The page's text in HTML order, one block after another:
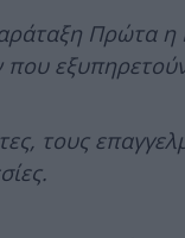
Πρώτα
εξυπηρετούν
τους